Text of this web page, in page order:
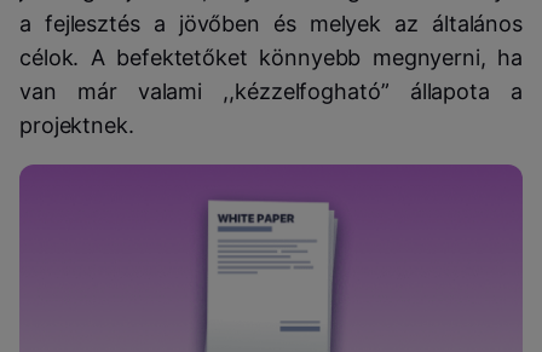
a fejlesztés a jövőben és melyek az általános
célok. A befektetőket könnyebb megnyerni, ha
van már valami ,,kézzelfogható” állapota a
projektnek.